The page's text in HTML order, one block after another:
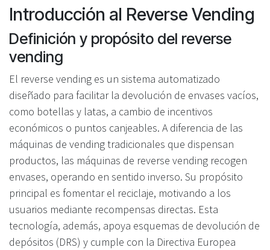
Introducción al Reverse Vending
Definición y propósito del reverse
vending
El reverse vending es un sistema automatizado
diseñado para facilitar la devolución de envases vacíos,
como botellas y latas, a cambio de incentivos
económicos o puntos canjeables. A diferencia de las
máquinas de vending tradicionales que dispensan
productos, las máquinas de reverse vending recogen
envases, operando en sentido inverso. Su propósito
principal es fomentar el reciclaje, motivando a los
usuarios mediante recompensas directas. Esta
tecnología, además, apoya esquemas de devolución de
depósitos (DRS) y cumple con la Directiva Europea